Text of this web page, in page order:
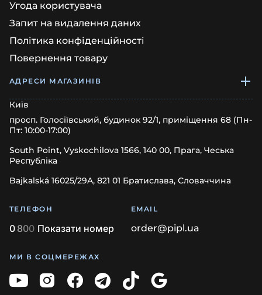
Угода користувача
Запит на видалення даних
Політика конфіденційності
Повернення товару
АДРЕСИ МАГАЗИНІВ
Київ
просп. Голосіївський, будинок 92/1, приміщення 68 (Пн-
Пт: 10:00-17:00)
South Point, Vyskochilova 1566, 140 00, Прага, Чеська
Республіка
Bajkalská 16025/29A, 821 01 Братислава, Словаччина
ТЕЛЕФОН
0 800 Показати номер
EMAIL
order@pipl.ua
МИ В СОЦМЕРЕЖАХ